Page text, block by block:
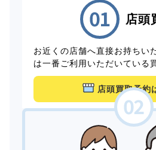
店頭
お近くの店舗へ直接お持ちい
は一番ご利用いただいている
店頭買取予約